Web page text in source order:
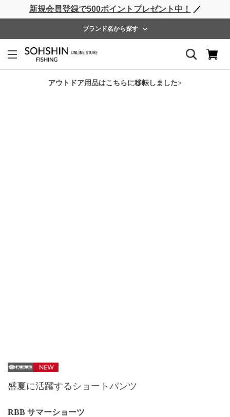
新規会員登録で500ポイントプレゼント中！ ／
ブランド名から探す
アウトドア用品はこちらに移転しました>
ライフベスト ウェーダー レインウェア フットウェア
ホーム > RBB >
RBB サマーショーツ
盛夏に活躍するショートパンツ